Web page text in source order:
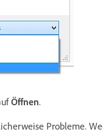
Öffnen.
Probleme.